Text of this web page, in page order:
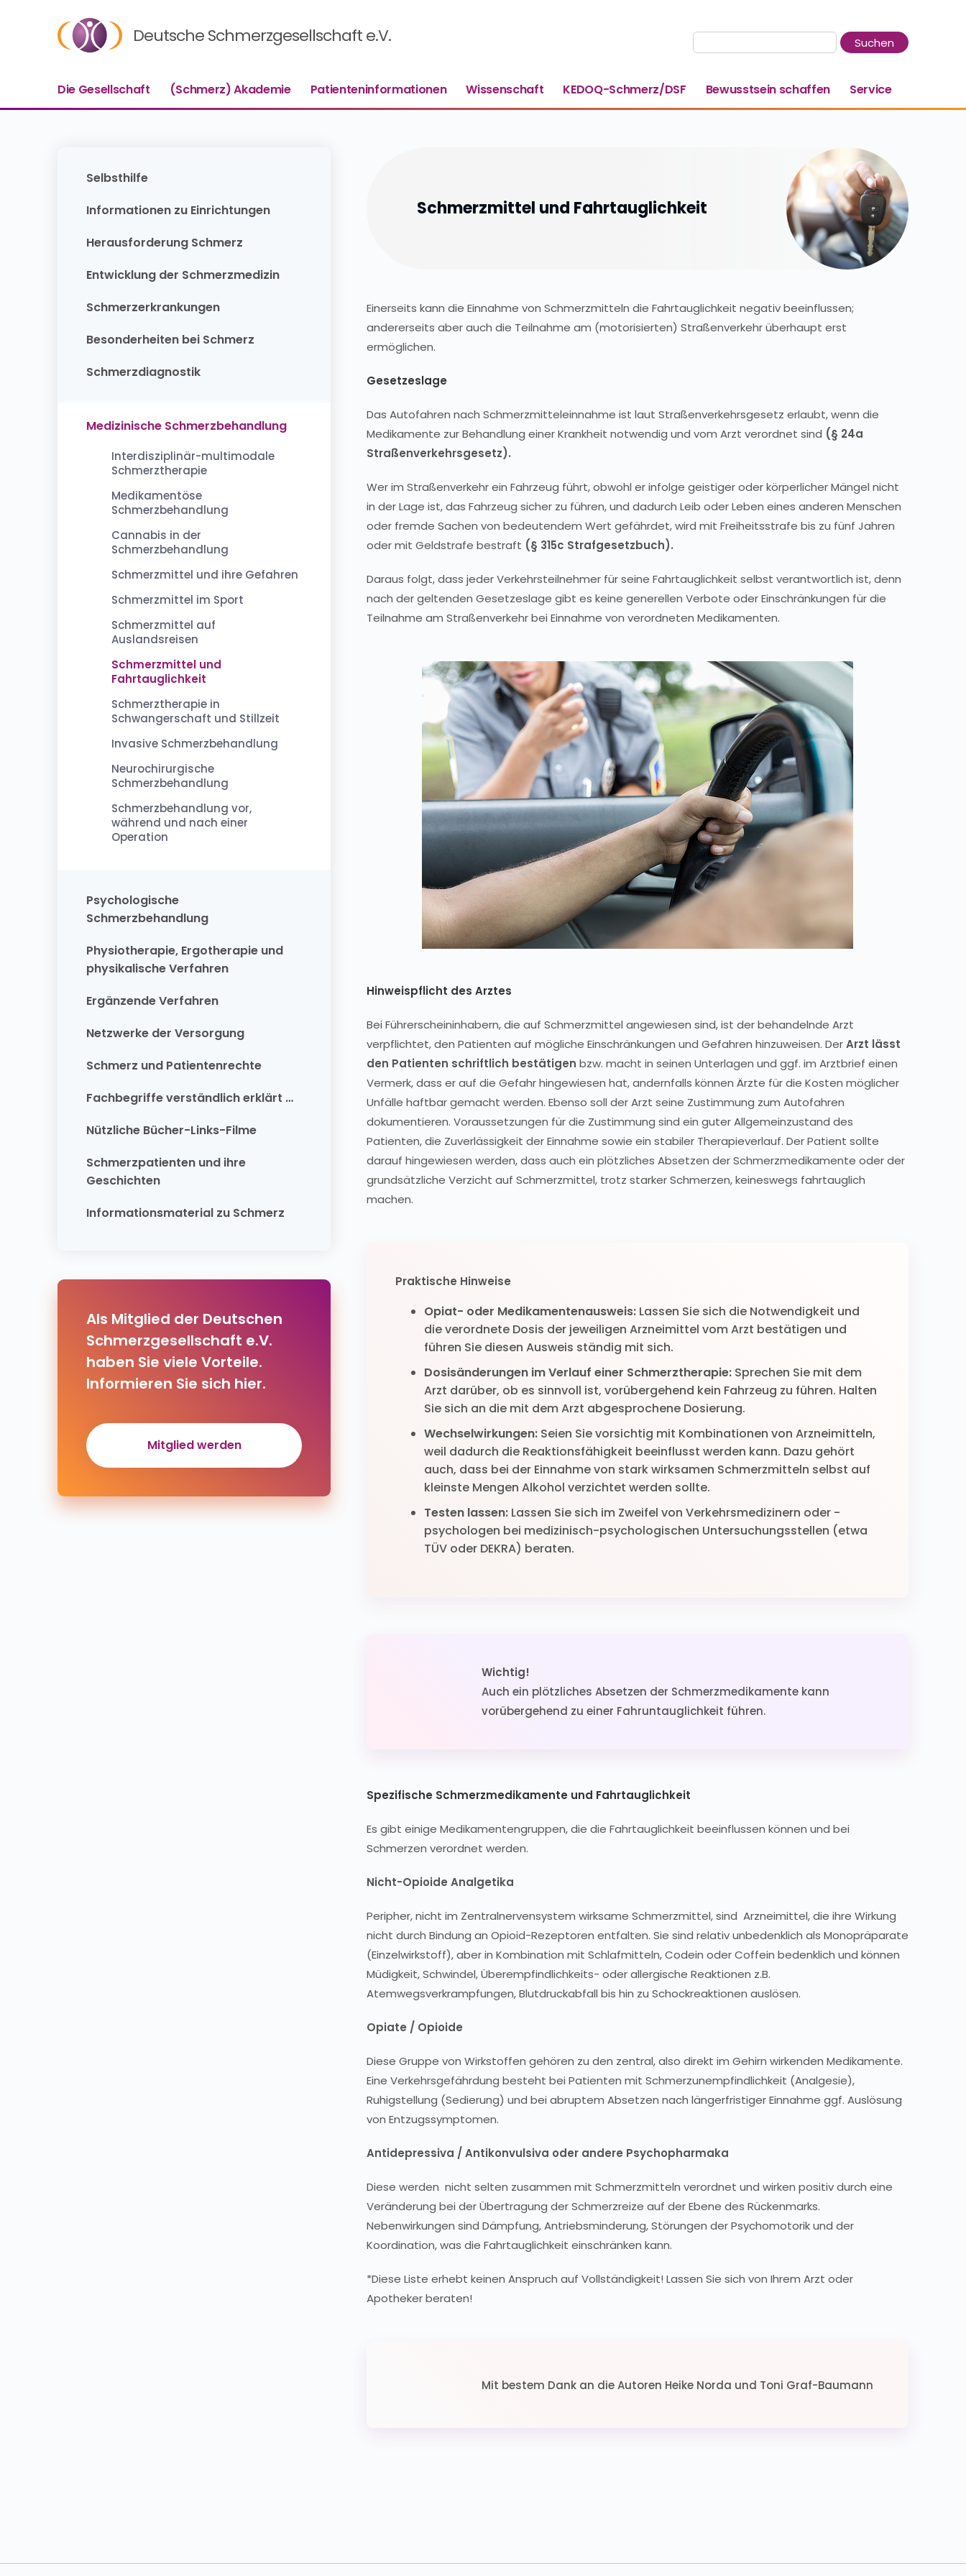
Deutsche Schmerzgesellschaft e.V.
Die Gesellschaft (Schmerz) Akademie Patienteninformationen Wissenschaft KEDOQ-Schmerz/DSF Bewusstsein schaffen Service
Selbsthilfe
Informationen zu Einrichtungen
Herausforderung Schmerz
Entwicklung der Schmerzmedizin
Schmerzerkrankungen
Besonderheiten bei Schmerz
Schmerzdiagnostik
Medizinische Schmerzbehandlung
Interdisziplinär-multimodale
Schmerztherapie
Medikamentöse
Schmerzbehandlung
Cannabis in der
Schmerzbehandlung
Schmerzmittel und ihre Gefahren
Schmerzmittel im Sport
Schmerzmittel auf
Auslandsreisen
Schmerzmittel und
Fahrtauglichkeit
Schmerztherapie in
Schwangerschaft und Stillzeit
Invasive Schmerzbehandlung
Neurochirurgische
Schmerzbehandlung
Schmerzbehandlung vor,
während und nach einer
Operation
Psychologische
Schmerzbehandlung
Physiotherapie, Ergotherapie und
physikalische Verfahren
Ergänzende Verfahren
Netzwerke der Versorgung
Schmerz und Patientenrechte
Fachbegriffe verständlich erklärt …
Nützliche Bücher-Links-Filme
Schmerzpatienten und ihre
Geschichten
Informationsmaterial zu Schmerz
Als Mitglied der Deutschen
Schmerzgesellschaft e.V.
haben Sie viele Vorteile.
Informieren Sie sich hier.
Mitglied werden
Schmerzmittel und Fahrtauglichkeit
Einerseits kann die Einnahme von Schmerzmitteln die Fahrtauglichkeit negativ beeinflussen;
andererseits aber auch die Teilnahme am (motorisierten) Straßenverkehr überhaupt erst
ermöglichen.
Gesetzeslage
Das Autofahren nach Schmerzmitteleinnahme ist laut Straßenverkehrsgesetz erlaubt, wenn die
Medikamente zur Behandlung einer Krankheit notwendig und vom Arzt verordnet sind (§ 24a
Straßenverkehrsgesetz).
Wer im Straßenverkehr ein Fahrzeug führt, obwohl er infolge geistiger oder körperlicher Mängel nicht
in der Lage ist, das Fahrzeug sicher zu führen, und dadurch Leib oder Leben eines anderen Menschen
oder fremde Sachen von bedeutendem Wert gefährdet, wird mit Freiheitsstrafe bis zu fünf Jahren
oder mit Geldstrafe bestraft (§ 315c Strafgesetzbuch).
Daraus folgt, dass jeder Verkehrsteilnehmer für seine Fahrtauglichkeit selbst verantwortlich ist, denn
nach der geltenden Gesetzeslage gibt es keine generellen Verbote oder Einschränkungen für die
Teilnahme am Straßenverkehr bei Einnahme von verordneten Medikamenten.
Hinweispflicht des Arztes
Bei Führerscheininhabern, die auf Schmerzmittel angewiesen sind, ist der behandelnde Arzt
verpflichtet, den Patienten auf mögliche Einschränkungen und Gefahren hinzuweisen. DerArzt lässt
den Patienten schriftlich bestätigen bzw. macht in seinen Unterlagen und ggf. im Arztbrief einen
Vermerk, dass er auf die Gefahr hingewiesen hat, andernfalls können Ärzte für die Kosten möglicher
Unfälle haftbar gemacht werden. Ebenso soll der Arzt seine Zustimmung zum Autofahren
dokumentieren. Voraussetzungen für die Zustimmung sind ein guter Allgemeinzustand des
Patienten, die Zuverlässigkeit der Einnahme sowie ein stabiler Therapieverlauf. Der Patient sollte
darauf hingewiesen werden, dass auch ein plötzliches Absetzen der Schmerzmedikamente oder der
grundsätzliche Verzicht auf Schmerzmittel, trotz starker Schmerzen, keineswegs fahrtauglich
machen.
Praktische Hinweise
Opiat- oder Medikamentenausweis: Lassen Sie sich die Notwendigkeit und
die verordnete Dosis der jeweiligen Arzneimittel vom Arzt bestätigen und
führen Sie diesen Ausweis ständig mit sich.
Dosisänderungen im Verlauf einer Schmerztherapie: Sprechen Sie mit dem
Arzt darüber, ob es sinnvoll ist, vorübergehend kein Fahrzeug zu führen. Halten
Sie sich an die mit dem Arzt abgesprochene Dosierung.
Wechselwirkungen: Seien Sie vorsichtig mit Kombinationen von Arzneimitteln,
weil dadurch die Reaktionsfähigkeit beeinflusst werden kann. Dazu gehört
auch, dass bei der Einnahme von stark wirksamen Schmerzmitteln selbst auf
kleinste Mengen Alkohol verzichtet werden sollte.
Testen lassen: Lassen Sie sich im Zweifel von Verkehrsmedizinern oder -
psychologen bei medizinisch-psychologischen Untersuchungsstellen (etwa
TÜV oder DEKRA) beraten.
Wichtig!
Auch ein plötzliches Absetzen der Schmerzmedikamente kann
vorübergehend zu einer Fahruntauglichkeit führen.
Spezifische Schmerzmedikamente und Fahrtauglichkeit
Es gibt einige Medikamentengruppen, die die Fahrtauglichkeit beeinflussen können und bei
Schmerzen verordnet werden.
Nicht-Opioide Analgetika
Peripher, nicht im Zentralnervensystem wirksame Schmerzmittel, sind Arzneimittel, die ihre Wirkung
nicht durch Bindung an Opioid-Rezeptoren entfalten. Sie sind relativ unbedenklich als Monopräparate
(Einzelwirkstoff), aber in Kombination mit Schlafmitteln, Codein oder Coffein bedenklich und können
Müdigkeit, Schwindel, Überempfindlichkeits- oder allergische Reaktionen z.B.
Atemwegsverkrampfungen, Blutdruckabfall bis hin zu Schockreaktionen auslösen.
Opiate / Opioide
Diese Gruppe von Wirkstoffen gehören zu den zentral, also direkt im Gehirn wirkenden Medikamente.
Eine Verkehrsgefährdung besteht bei Patienten mit Schmerzunempfindlichkeit (Analgesie),
Ruhigstellung (Sedierung) und bei abruptem Absetzen nach längerfristiger Einnahme ggf. Auslösung
von Entzugssymptomen.
Antidepressiva / Antikonvulsiva oder andere Psychopharmaka
Diese werden nicht selten zusammen mit Schmerzmitteln verordnet und wirken positiv durch eine
Veränderung bei der Übertragung der Schmerzreize auf der Ebene des Rückenmarks.
Nebenwirkungen sind Dämpfung, Antriebsminderung, Störungen der Psychomotorik und der
Koordination, was die Fahrtauglichkeit einschränken kann.
*Diese Liste erhebt keinen Anspruch auf Vollständigkeit! Lassen Sie sich von Ihrem Arzt oder
Apotheker beraten!
Mit bestem Dank an die Autoren Heike Norda und Toni Graf-Baumann